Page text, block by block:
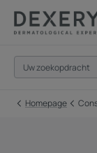
Homepage